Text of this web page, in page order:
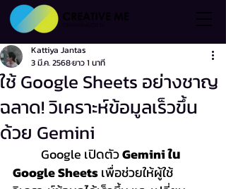
ใช้ Google Sheets อย่างชาญ
ฉลาด! วิเคราะห์ข้อมูลเร็วขึ้น
ด้วย Gemini
Kattiya Jantas
3 มี.ค. 2568ยาว 1 นาที
	Google เปิดตัว
Gemini ใน
Google Sheets เพื่อช่วยให้ผู้ใช้